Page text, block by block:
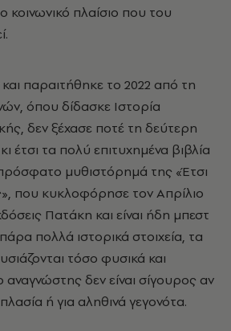
κοινωνικό πλαίσιο που του
και παραιτήθηκε το 2022 από τη
όπου δίδασκε Ιστορία
δεν ξέχασε ποτέ τη δεύτερη
έτσι τα πολύ επιτυχημένα βιβλία
μυθιστόρημά της «Έτσι
που κυκλοφόρησε τον Απρίλιο
Πατάκη και είναι ήδη μπεστ
πολλά ιστορικά στοιχεία, τα
τόσο φυσικά και
δεν είναι σίγουρος αν
ή για αληθινά γεγονότα.